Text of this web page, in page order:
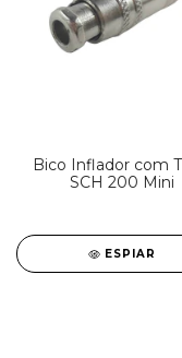
Bico Inflador com
SCH 200 Mini
ESPIAR